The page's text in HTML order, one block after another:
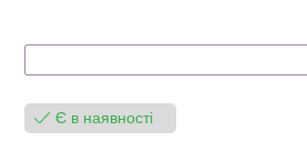
Є в наявності